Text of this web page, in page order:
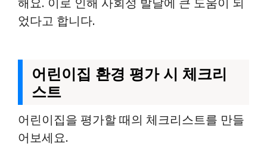
었다고 합니다.
어린이집 환경 평가 시 체크리
스트
어린이집을 평가할 때의 체크리스트를 만들
어보세요.